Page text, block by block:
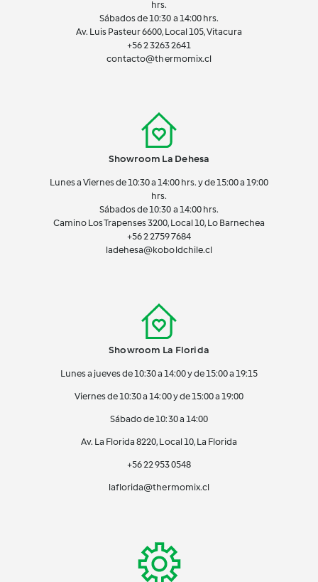
hrs.
Sábados de 10:30 a 14:00 hrs.
Av. Luis Pasteur 6600, Local 105, Vitacura
+56 2 3263 2641
contacto@thermomix.cl
Showroom La Dehesa
Lunes a Viernes de 10:30 a 14:00 hrs. y de 15:00 a 19:00
hrs.
Sábados de 10:30 a 14:00 hrs.
Camino Los Trapenses 3200, Local 10, Lo Barnechea
+56 22759 7684
ladehesa@koboldchile.cl
Showroom La Florida
Lunes a jueves de 10:30 a 14:00 y de 15:00 a 19:15
Viernes de 10:30 a 14:00 y de 15:00 a 19:00
Sábado de 10:30 a 14:00
Av. La Florida 8220, Local 10, La Florida
+56 22 953 0548
laflorida@thermomix.cl